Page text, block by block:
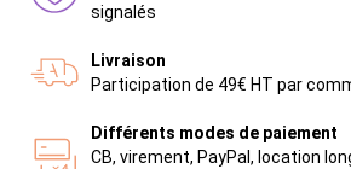
signalés
Livraison
Participation de 49€ HT par
Différents modes de paiement
CB, virement, PayPal, location